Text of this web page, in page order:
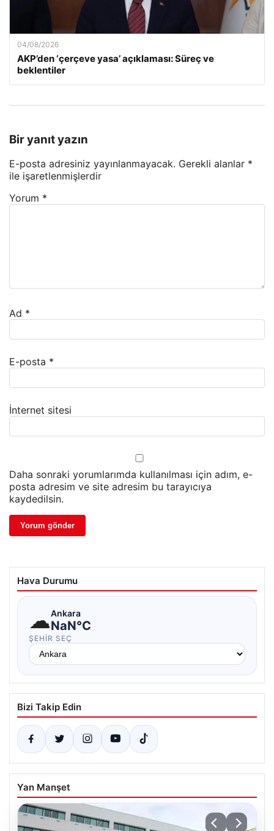
04/08/2026
AKP’den ‘çerçeve yasa’ açıklaması: Süreç ve
beklentiler
Bir yanıt yazın
E-posta adresiniz yayınlanmayacak. Gerekli alanlar *
ile işaretlenmişlerdir
Yorum *
Ad *
E-posta *
İnternet sitesi
Daha sonraki yorumlarımda kullanılması için adım, e-
posta adresim ve site adresim bu tarayıcıya
kaydedilsin.
Hava Durumu
☁Ankara
NaN°C
ŞEHIR SEÇ
Bizi Takip Edin
Yan Manşet